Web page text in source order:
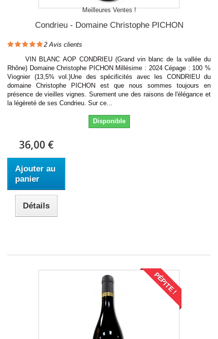
Meilleures Ventes !
Condrieu - Domaine Christophe PICHON
2 Avis clients
VIN BLANC AOP CONDRIEU (Grand vin blanc de la vallée du
Rhône) Domaine Christophe PICHON Millésime : 2024 Cépage : 100 %
Viognier (13,5% vol.)Une des spécificités avec les CONDRIEU du
domaine Christophe PICHON est que nous sommes toujours en
présence de vieilles vignes. Surement une des raisons de l'élégance et
la légèreté de ses Condrieu. Sur ce...
Disponible
36,00 €
Ajouter au
panier
Détails
PÉPITE !